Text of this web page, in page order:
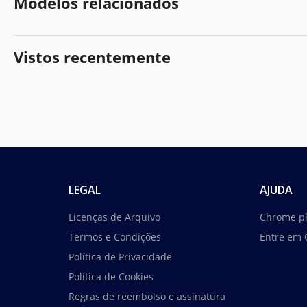
Vistos recentemente
LEGAL
Licenças de Arquivo
Termos e Condições
Política de Privacidade
Política de Cookies
Regras de reembolso e assinatura
AJUDA
Chrome
Entre em